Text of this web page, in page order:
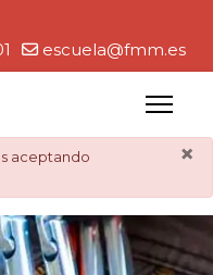
escuela@fmm.es
×
aceptando